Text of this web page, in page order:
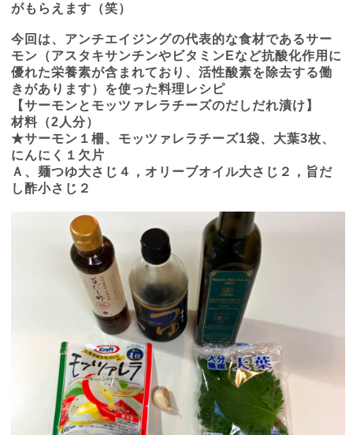
がもらえます（笑）
今回は、アンチエイジングの代表的な食材であるサー
モン（アスタキサンチンやビタミン Eなど抗酸化作用に
優れた栄養素が含まれており、活性酸素を除去する働
きがあります）を使った料理レシピ
【サーモンとモッツァレラチーズのだしだれ漬け】
材料（2 人分）
★サーモン１柵、モッツァレラチーズ1袋、大葉3枚、
にんにく１欠片
Ａ、麺つゆ大さじ４，オリーブオイル大さじ２，旨だ
し酢小さじ２